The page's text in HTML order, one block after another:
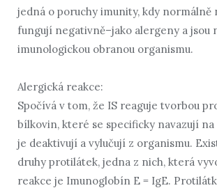
jedná o poruchy imunity, kdy normálně
fungují negativně–jako alergeny a jsou
imunologickou obranou organismu.
Alergická reakce:
Spočívá v tom, že IS reaguje tvorbou
bílkovin, které se specificky navazují
je deaktivují a vylučují z organismu.
druhy protilátek, jedna z nich, která
reakce je Imunoglobín E = IgE.